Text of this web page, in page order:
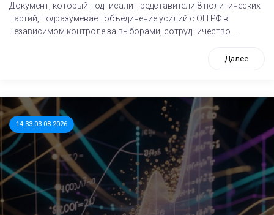
Документ, который подписали представители 8 политических
партий, подразумевает объединение усилий с ОП РФ в
независимом контроле за выборами, сотрудничество...
Далее
14:33 03.08.2026